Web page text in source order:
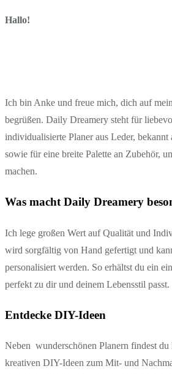
Hallo!
Ich bin Anke und freue mich, dich auf
begrüßen. Daily Dreamery steht für
individualisierte Planer aus Leder, bekannt
sowie für eine breite Palette an Zubehör,
machen.
Was macht Daily Dreamery
Ich lege großen Wert auf Qualität und
wird sorgfältig von Hand gefertigt und
personalisiert werden. So erhältst du ein
perfekt zu dir und deinem Lebensstil passt.
Entdecke DIY-Ideen
Neben wunderschönen Planern findest du
kreativen DIY-Ideen zum Mit- und